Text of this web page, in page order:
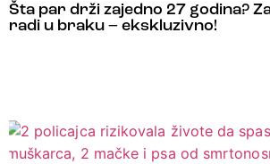
Šta par drži zajedno 27 godina?
radi u braku – ekskluzivno!